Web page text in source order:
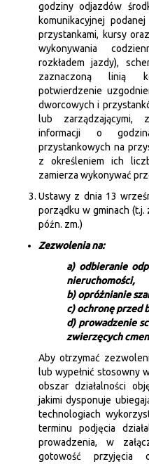
godziny odjazdów
komunikacyjnej
przystankami, kursy
wykonywania
rozkładem jazdy),
zaznaczoną linią
potwierdzenie
dworcowych i
lub zarządzającymi,
informacji o
przystankowych na
z określeniem ich
zamierza wykonywać
Ustawy z dnia 13
porządku w gminach (t.j.
późn. zm.)
Zezwolenia na:
a) odbieranie
nieruchomości,
b) opróżnianie
c) ochronę przed
d) prowadzenie
zwierzęcych
Aby otrzymać
lub wypełnić stosowny
obszar działalności
jakimi dysponuje
technologiach
terminu podjęcia
prowadzenia, w
gotowość przyjęcia